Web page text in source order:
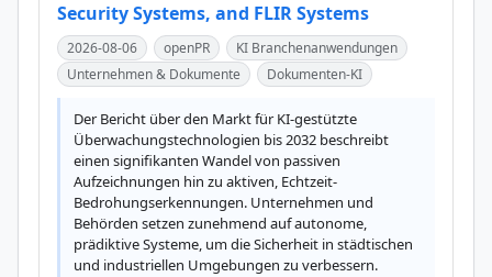
Security Systems, and FLIR Systems
2026-08-06 openPR
KI Branchenanwendungen
Unternehmen & Dokumente
Dokumenten-KI
Der Bericht über den Markt für KI-gestützte
Überwachungstechnologien bis 2032 beschreibt
einen signifikanten Wandel von passiven
Aufzeichnungen hin zu aktiven, Echtzeit-
Bedrohungserkennungen. Unternehmen und
Behörden setzen zunehmend auf autonome,
prädiktive Systeme, um die Sicherheit in städtischen
und industriellen Umgebungen zu verbessern.